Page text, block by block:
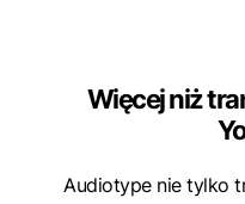
Więcej niż
Audiotype nie tylko